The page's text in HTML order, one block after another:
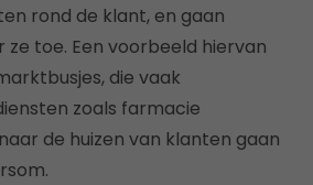
rond de klant, en gaan
ze toe. Een voorbeeld hiervan
die vaak
zoals farmacie
de huizen van klanten gaan